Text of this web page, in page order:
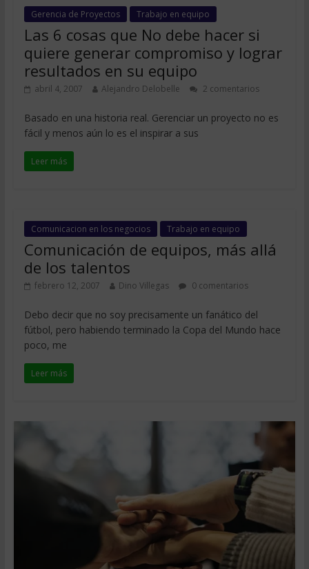
Gerencia de Proyectos Trabajo en equipo
Las 6 cosas que No debe hacer si
quiere generar compromiso y lograr
resultados en su equipo
abril 4, 2007 Alejandro Delobelle 2 comentarios
Basado en una historia real. Gerenciar un proyecto no es
fácil y menos aún lo es el inspirar a sus
Leer más
Comunicacion en los negocios Trabajo en equipo
Comunicación de equipos, más allá
de los talentos
febrero 12, 2007 Dino Villegas 0 comentarios
Debo decir que no soy precisamente un fanático del
fútbol, pero habiendo terminado la Copa del Mundo hace
poco, me
Leer más